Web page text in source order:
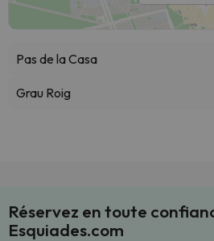
Pas de la Casa
Grau Roig
Réservez en toute
Esquiades.com